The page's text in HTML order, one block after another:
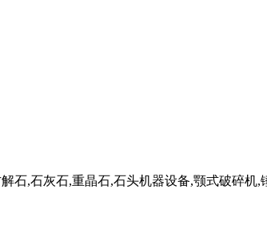
石,石灰石,重晶石,石头机器设备,颚式破碎机,